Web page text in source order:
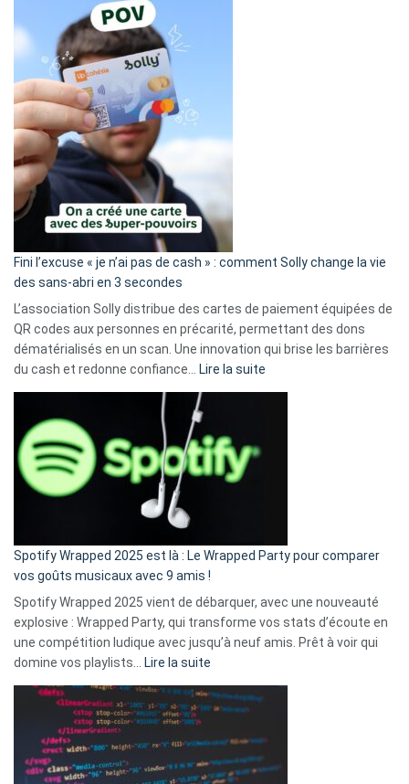
Fini l’excuse « je n’ai pas de cash » : comment Solly change la vie
des sans-abri en 3 secondes
L’association Solly distribue des cartes de paiement équipées de
QR codes aux personnes en précarité, permettant des dons
dématérialisés en un scan. Une innovation qui brise les barrières
du cash et redonne confiance…
Lire la suite
»
Solly
change
la
des
3
Spotify Wrapped 2025 est là : Le Wrapped Party pour comparer
vos goûts musicaux avec 9 amis !
Spotify Wrapped 2025 vient de débarquer, avec une nouveauté
explosive : Wrapped Party, qui transforme vos stats d’écoute en
une compétition ludique avec jusqu’à neuf amis. Prêt à voir qui
domine vos playlists…
Lire la suite
Wrapped
est
là